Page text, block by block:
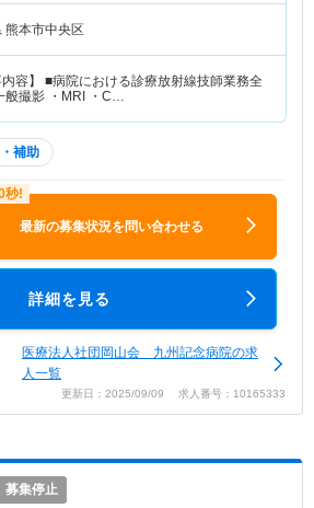
熊本市中央区
内容】 ■病院における診療放射線技師業務全
般撮影 ・MRI ・C…
補助
最新の募集状況を問い合わせる
詳細を見る
医療法人社団岡山会 九州記念病院の求
人一覧
更新日：2025/09/09 求人番号：10165333
募集停止